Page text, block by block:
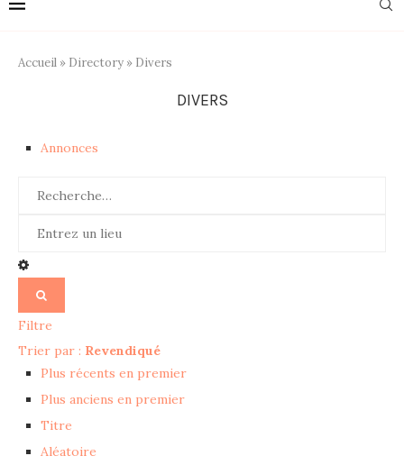
Accueil » Directory » Divers
DIVERS
Annonces
Filtre
Trier par : Revendiqué
Plus récents en premier
Plus anciens en premier
Titre
Aléatoire